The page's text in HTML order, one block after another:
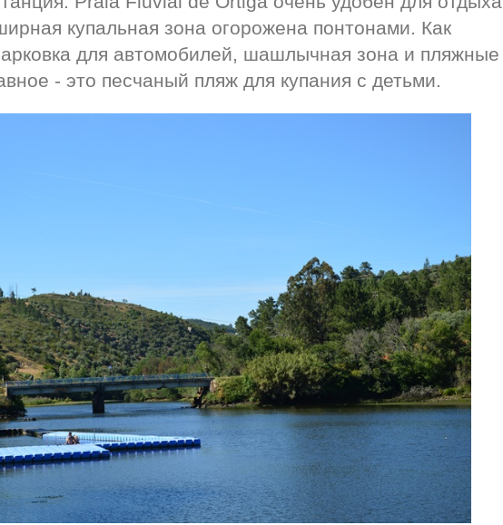
купальная зона огорожена понтонами. Как
для автомобилей, шашлычная зона и пляжные
- это песчаный пляж для купания с детьми.